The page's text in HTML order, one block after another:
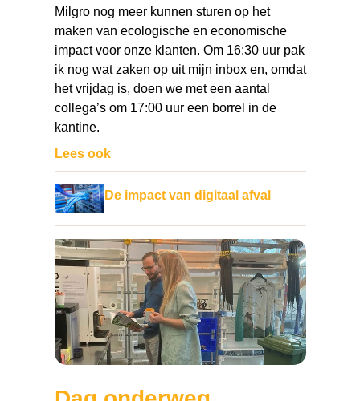
Milgro nog meer kunnen sturen op het
maken van ecologische en economische
impact voor onze klanten. Om 16:30 uur pak
ik nog wat zaken op uit mijn inbox en, omdat
het vrijdag is, doen we met een aantal
collega’s om 17:00 uur een borrel in de
kantine.
Lees ook
De impact van digitaal afval